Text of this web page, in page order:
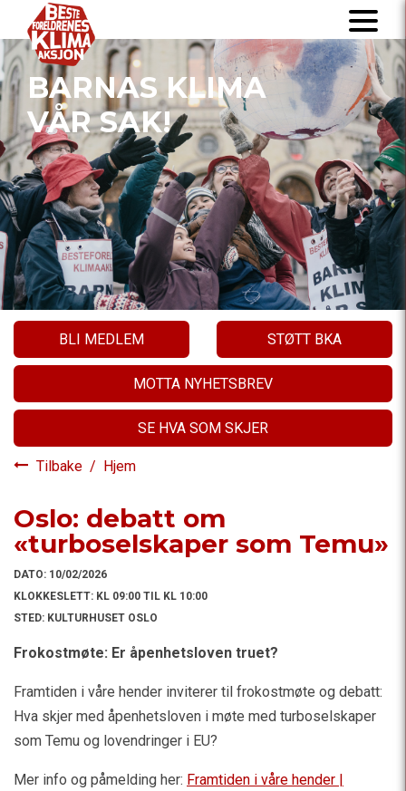
BARNAS KLIMA
VÅR SAK!
BLI MEDLEM STØTT BKA
MOTTA NYHETSBREV
SE HVA SOM SKJER
Tilbake / Hjem
Oslo: debatt om
«turboselskaper som Temu»
DATO: 10/02/2026
KLOKKESLETT: KL 09:00 TIL KL 10:00
STED: KULTURHUSET OSLO
Frokostmøte: Er åpenhetsloven truet?
Framtiden i våre hender inviterer til frokostmøte og debatt:
Hva skjer med åpenhetsloven i møte med turboselskaper
som Temu og lovendringer i EU?
Mer info og påmelding her: Framtiden i våre hender |